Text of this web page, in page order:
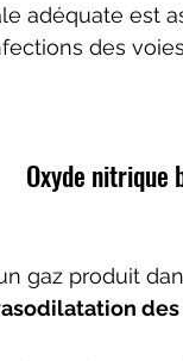
adéquate est
des
Oxyde nitrique
gaz produit